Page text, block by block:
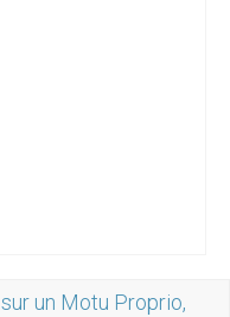
un Motu Proprio,